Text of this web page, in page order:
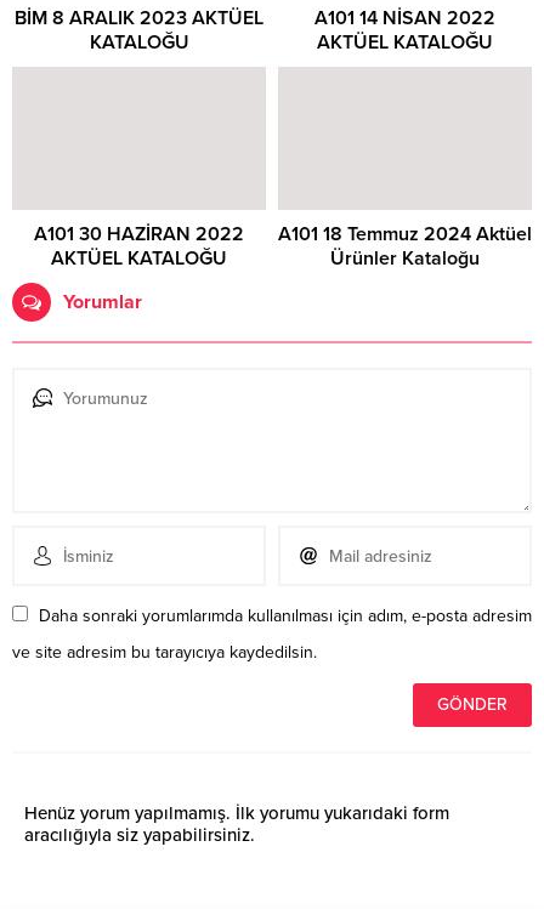
BİM 8 ARALIK 2023 AKTÜEL
KATALOĞU
A101 14 NİSAN 2022
AKTÜEL KATALOĞU
A101 30 HAZİRAN 2022
AKTÜEL KATALOĞU
A101 18 Temmuz 2024 Aktüel
Ürünler Kataloğu
Yorumlar
Daha sonraki yorumlarımda kullanılması için adım, e-posta adresim
ve site adresim bu tarayıcıya kaydedilsin.
Henüz yorum yapılmamış. İlk yorumu yukarıdaki form
aracılığıyla siz yapabilirsiniz.